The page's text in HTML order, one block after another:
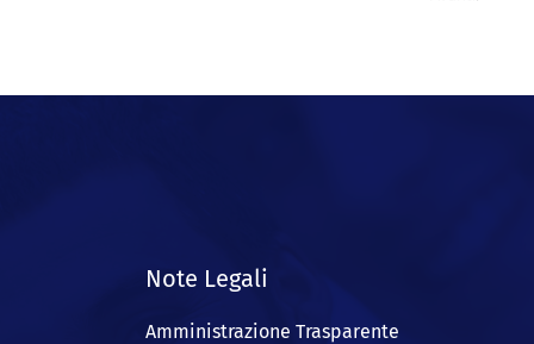
Note Legali
Amministrazione Trasparente